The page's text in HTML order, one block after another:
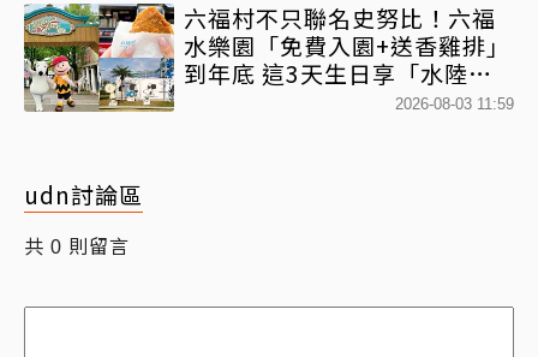
六福村不只聯名史努比！六福
水樂園「免費入園+送香雞排」
到年底 這3天生日享「水陸雙
2026-08-03 11:59
udn討論區
共 0 則留言